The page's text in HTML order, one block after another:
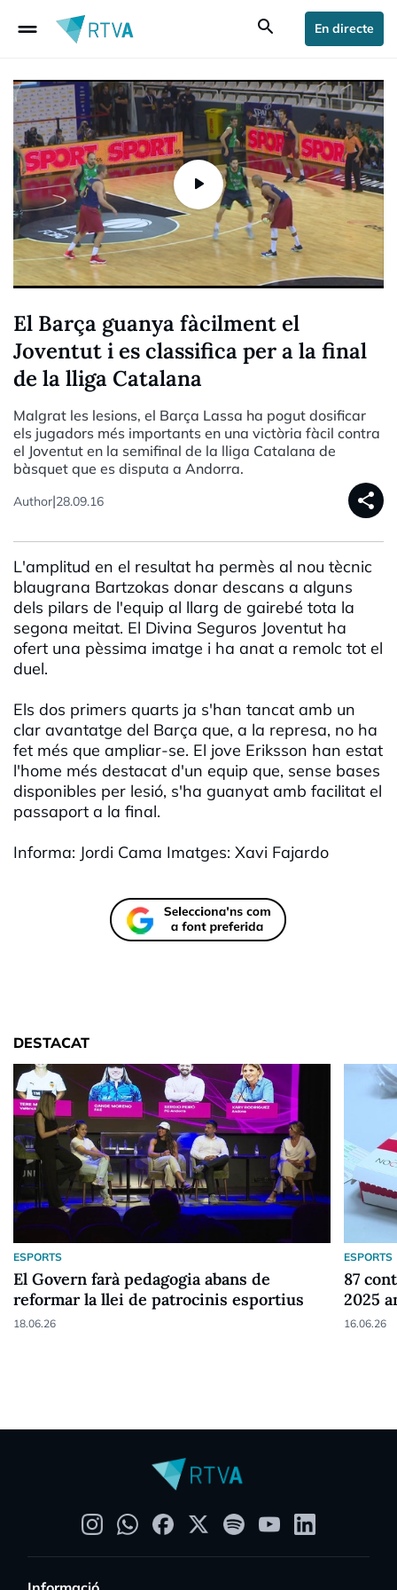
drag_handle search En directe
El Barça guanya fàcilment el
Joventut i es classifica per a la final
de la lliga Catalana
Malgrat les lesions, el Barça Lassa ha pogut dosificar
els jugadors més importants en una victòria fàcil contra
el Joventut en la semifinal de la lliga Catalana de
bàsquet que es disputa a Andorra.
Author|28.09.16 share
L'amplitud en el resultat ha permès al nou tècnic
blaugrana Bartzokas donar descans a alguns
dels pilars de l'equip al llarg de gairebé tota la
segona meitat. El Divina Seguros Joventut ha
ofert una pèssima imatge i ha anat a remolc tot el
duel.
Els dos primers quarts ja s'han tancat amb un
clar avantatge del Barça que, a la represa, no ha
fet més que ampliar-se. El jove Eriksson han estat
l'home més destacat d'un equip que, sense bases
disponibles per lesió, s'ha guanyat amb facilitat el
passaport a la final.
Informa: Jordi Cama Imatges: Xavi Fajardo
DESTACAT
ESPORTS
El Govern farà pedagogia abans de
reformar la llei de patrocinis esportius
18.06.26
ESPORTS
87
2025
16.06.26